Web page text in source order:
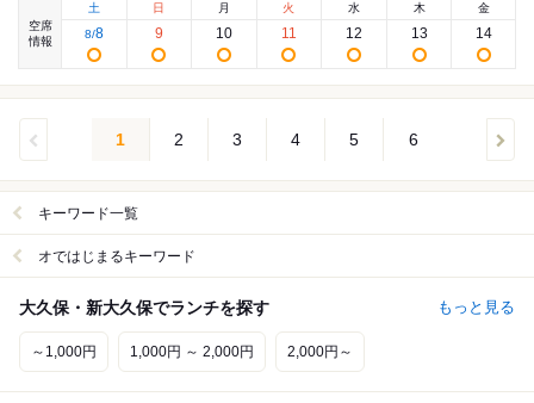
空席
情報
土
8/8
日
9
月
10
火
11
水
12
木
13
金
14
1 2 3 4 5 6
キーワード一覧
オではじまるキーワード
大久保・新大久保でランチを探す もっと見る
～1,000円 1,000円 ～ 2,000円 2,000円～